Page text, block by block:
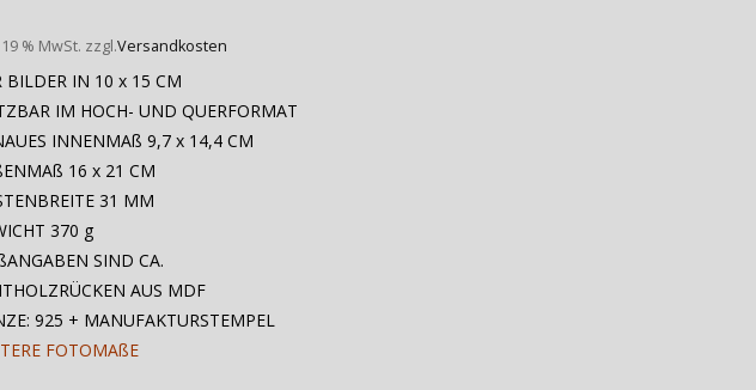
% MwSt. zzgl.Versandkosten
BILDER IN 10 x 15 CM
IM HOCH- UND QUERFORMAT
INNENMAß 9,7 x 14,4 CM
16 x 21 CM
31 MM
370 g
SIND CA.
AUS MDF
925 + MANUFAKTURSTEMPEL
FOTOMAßE